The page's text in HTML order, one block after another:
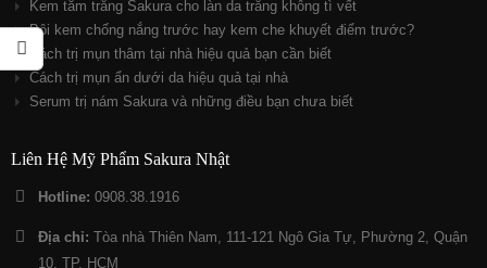
Kem tắm trắng Sakura cho làn da trắng không tì vết
Bôi kem chống nắng trước hay kem che khuyết điểm trước?
Cách trị mụn thâm tại nhà hiệu quả bạn cần biết
Cách trị mụn ẩn dưới da hiệu quả tại nhà
Serum trị nám Sakura và những điều bạn chưa biết
Liên Hệ Mỹ Phẩm Sakura Nhật
Hotline: 0908.38.1916
Địa chỉ:
Tòa nhà Thiên Nam, 111-121 Ngô Gia Tự, Phường 2, Quận
10, TP. HCM